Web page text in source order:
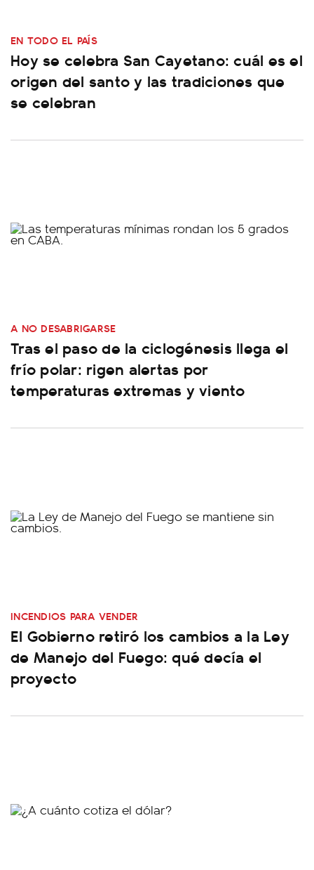
EN TODO EL PAÍS
Hoy se celebra San Cayetano: cuál es el
origen del santo y las tradiciones que
se celebran
A NO DESABRIGARSE
Tras el paso de la ciclogénesis llega el
frío polar: rigen alertas por
temperaturas extremas y viento
INCENDIOS PARA VENDER
El Gobierno retiró los cambios a la Ley
de Manejo del Fuego: qué decía el
proyecto